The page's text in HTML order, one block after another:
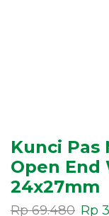
Kunci
Open End
24x27mm
Rp69.480 Rp